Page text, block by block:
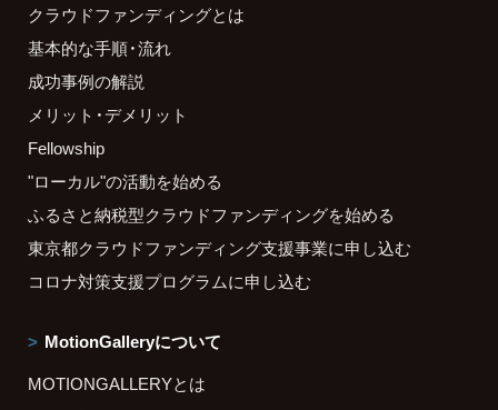
クラウドファンディングとは
基本的な手順・流れ
成功事例の解説
メリット・デメリット
Fellowship
"ローカル"の活動を始める
ふるさと納税型クラウドファンディングを始める
東京都クラウドファンディング支援事業に申し込む
コロナ対策支援プログラムに申し込む
MotionGalleryについて
MOTIONGALLERYとは